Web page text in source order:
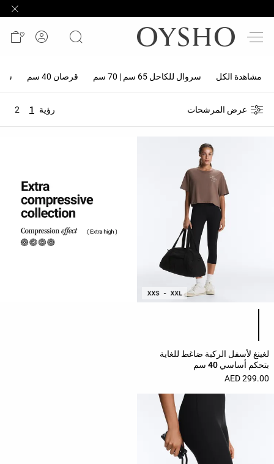
حديثًا
shorts
مبيعًا
المشاهدة
افتتاحية
مساعدة
مشاهدة الكل سروال للكاحل 65 سم | 70 سم قرصان 40 سم
عرض المرشحات رؤية 1
2
لغينغ لأسفل الركبة ضاغط للغاية
بتحكم أساسي 40 سم
299.00 AED